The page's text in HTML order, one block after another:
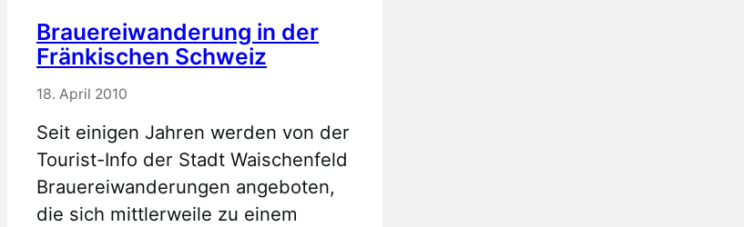
Brauereiwanderung in der
Fränkischen Schweiz
18. April 2010
Seit einigen Jahren werden von der
Tourist-Info der Stadt Waischenfeld
Brauereiwanderungen angeboten,
die sich mittlerweile zu einem